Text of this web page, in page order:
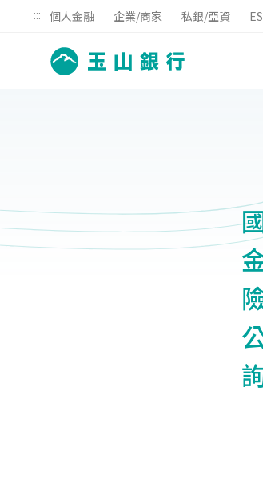
::: 個人金融 企業/商家 私銀/亞資